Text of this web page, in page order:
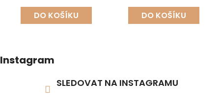
DO KOŠÍKU DO KOŠÍKU
Instagram
SLEDOVAT NA INSTAGRAMU